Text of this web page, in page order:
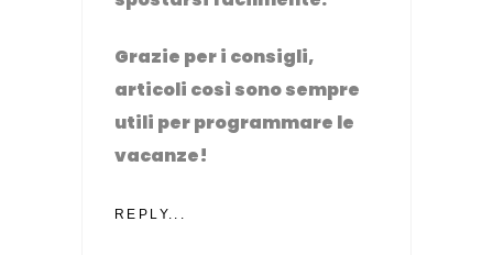
Grazie per i consigli,
articoli così sono sempre
utili per programmare le
vacanze!
REPLY...